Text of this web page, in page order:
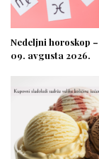
Nedeljni horoskop
09. avgusta 2026.